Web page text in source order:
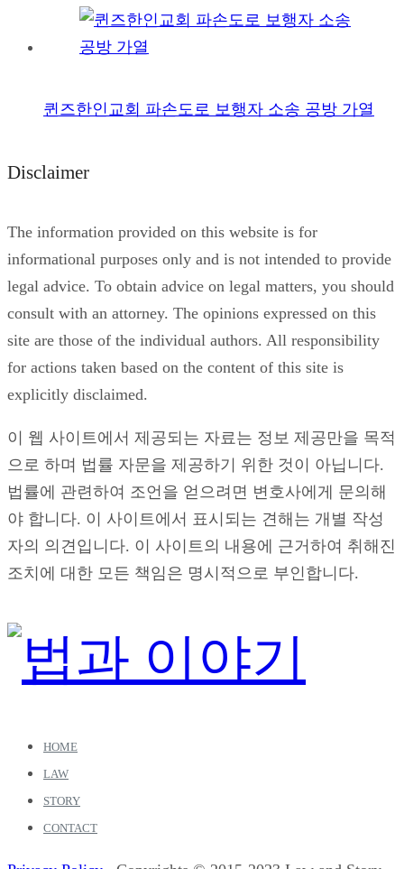
퀸즈한인교회 파손도로 보행자 소송 공방 가열
Disclaimer
The information provided on this website is for
informational purposes only and is not intended to provide
legal advice. To obtain advice on legal matters, you should
consult with an attorney. The opinions expressed on this
site are those of the individual authors. All responsibility
for actions taken based on the content of this site is
explicitly disclaimed.
이 웹 사이트에서 제공되는 자료는 정보 제공만을 목적
으로 하며 법률 자문을 제공하기 위한 것이 아닙니다.
법률에 관련하여 조언을 얻으려면 변호사에게 문의해
야 합니다. 이 사이트에서 표시되는 견해는 개별 작성
자의 의견입니다. 이 사이트의 내용에 근거하여 취해진
조치에 대한 모든 책임은 명시적으로 부인합니다.
HOME
LAW
STORY
CONTACT